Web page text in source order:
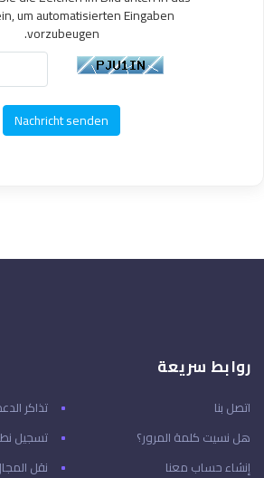
um automatisierten Eingaben
vorzubeugen.
Nachricht senden
روابط سريعة
تذاكر
تسجيل
نقل
اتصل بنا
هل نسيت كلمة المرور؟
إنشاء حساب معنا